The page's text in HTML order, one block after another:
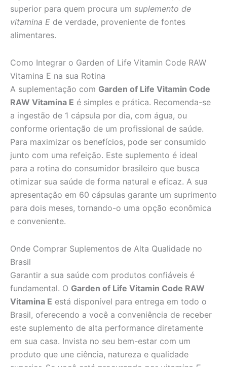
superior para quem procura um suplemento de
vitamina E de verdade, proveniente de fontes
alimentares.
Como Integrar o Garden of Life Vitamin Code RAW
Vitamina E na sua Rotina
A suplementação com Garden of Life Vitamin Code
RAW Vitamina E é simples e prática. Recomenda-se
a ingestão de 1 cápsula por dia, com água, ou
conforme orientação de um profissional de saúde.
Para maximizar os benefícios, pode ser consumido
junto com uma refeição. Este suplemento é ideal
para a rotina do consumidor brasileiro que busca
otimizar sua saúde de forma natural e eficaz. A sua
apresentação em 60 cápsulas garante um suprimento
para dois meses, tornando-o uma opção econômica
e conveniente.
Onde Comprar Suplementos de Alta Qualidade no
Brasil
Garantir a sua saúde com produtos confiáveis é
fundamental. O Garden of Life Vitamin Code RAW
Vitamina E está disponível para entrega em todo o
Brasil, oferecendo a você a conveniência de receber
este suplemento de alta performance diretamente
em sua casa. Invista no seu bem-estar com um
produto que une ciência, natureza e qualidade